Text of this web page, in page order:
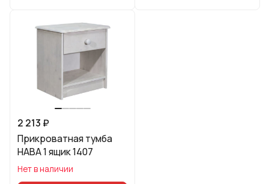
2 213 ₽
Прикроватная тумба
HABA 1 ящик 1407
Нет в наличии